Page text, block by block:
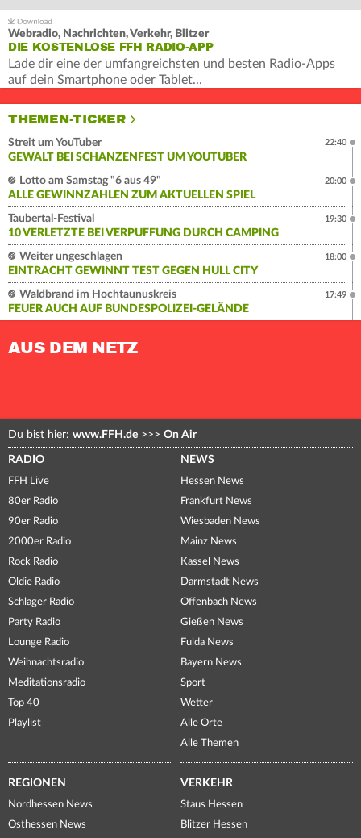
Webradio, Nachrichten, Verkehr, Blitzer
DIE KOSTENLOSE FFH RADIO-APP
Lade dir eine der umfangreichsten und besten Radio-Apps
auf dein Smartphone oder Tablet...
THEMEN-TICKER
Streit um YouTuber
GEWALT BEI SCHANZENFEST UM YOUTUBER
22:40
Lotto am Samstag "6 aus 49"
ALLE GEWINNZAHLEN ZUM AKTUELLEN SPIEL
20:00
Taubertal-Festival
10 VERLETZTE BEI VERPUFFUNG DURCH CAMPING
19:30
Weiter ungeschlagen
EINTRACHT GEWINNT TEST GEGEN HULL CITY
18:00
Waldbrand im Hochtaunuskreis
FEUER AUCH AUF BUNDESPOLIZEI-GELÄNDE
17:49
AUS DEM NETZ
Du bist hier: www.FFH.de >>> On Air
RADIO
FFH Live
80er Radio
90er Radio
2000er Radio
Rock Radio
Oldie Radio
Schlager Radio
Party Radio
Lounge Radio
Weihnachtsradio
Meditationsradio
Top 40
Playlist
NEWS
Hessen News
Frankfurt News
Wiesbaden News
Mainz News
Kassel News
Darmstadt News
Offenbach News
Gießen News
Fulda News
Bayern News
Sport
Wetter
Alle Orte
Alle Themen
REGIONEN
Nordhessen News
Osthessen News
VERKEHR
Staus Hessen
Blitzer Hessen